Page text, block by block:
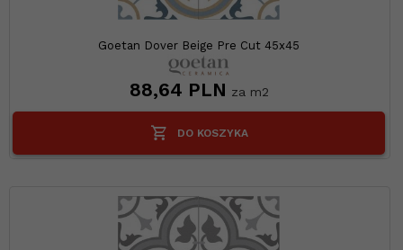
Goetan Dover Beige Pre Cut 45x45
88,64 PLN za m2
DO KOSZYKA